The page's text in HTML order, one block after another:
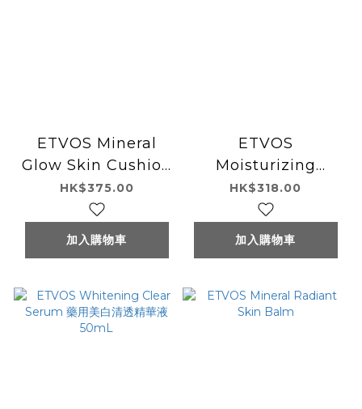
ETVOS Mineral
Glow Skin Cushion
Foundation
HK$375.00
加入購物車
ETVOS
Moisturizing
Serum
HK$318.00
加入購物車